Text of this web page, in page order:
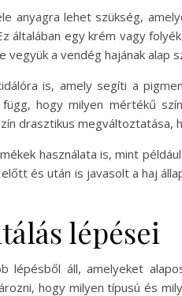
anyagra lehet szükség,
általában egy krém vagy
vegyük a vendég hajának alap
is, amely segíti a
hogy milyen mértékű
drasztikus megváltoztatása,
használata is, mint
és után is javasolt a haj
lépései
lépésből áll, amelyeket
hogy milyen típusú és